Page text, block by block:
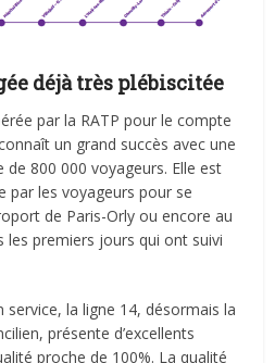
déjà très plébiscitée
par la RATP pour le compte
un grand succès avec une
800 000 voyageurs. Elle est
par les voyageurs pour se
de Paris-Orly ou encore au
les premiers jours qui ont suivi
service, la ligne 14, désormais la
présente d’excellents
proche de 100%. La qualité